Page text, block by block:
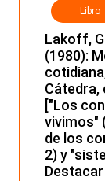
Libro
Lakoff,
(1980):
Cátedra,
["Los
vivimos"
de los
2) y